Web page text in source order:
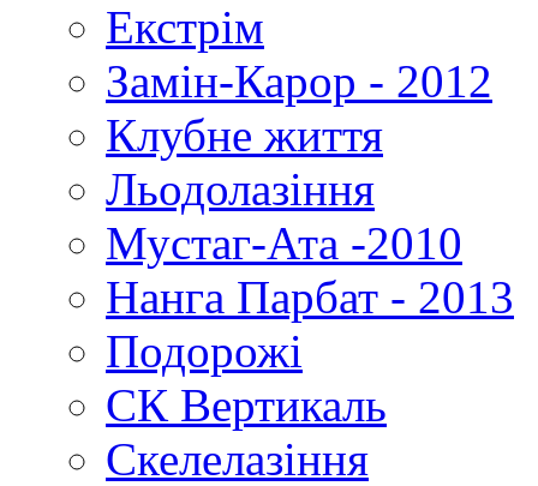
Екстрім
Замін-Карор - 2012
Клубне життя
Льодолазіння
Мустаг-Ата -2010
Нанга Парбат - 2013
Подорожі
СК Вертикаль
Скелелазіння